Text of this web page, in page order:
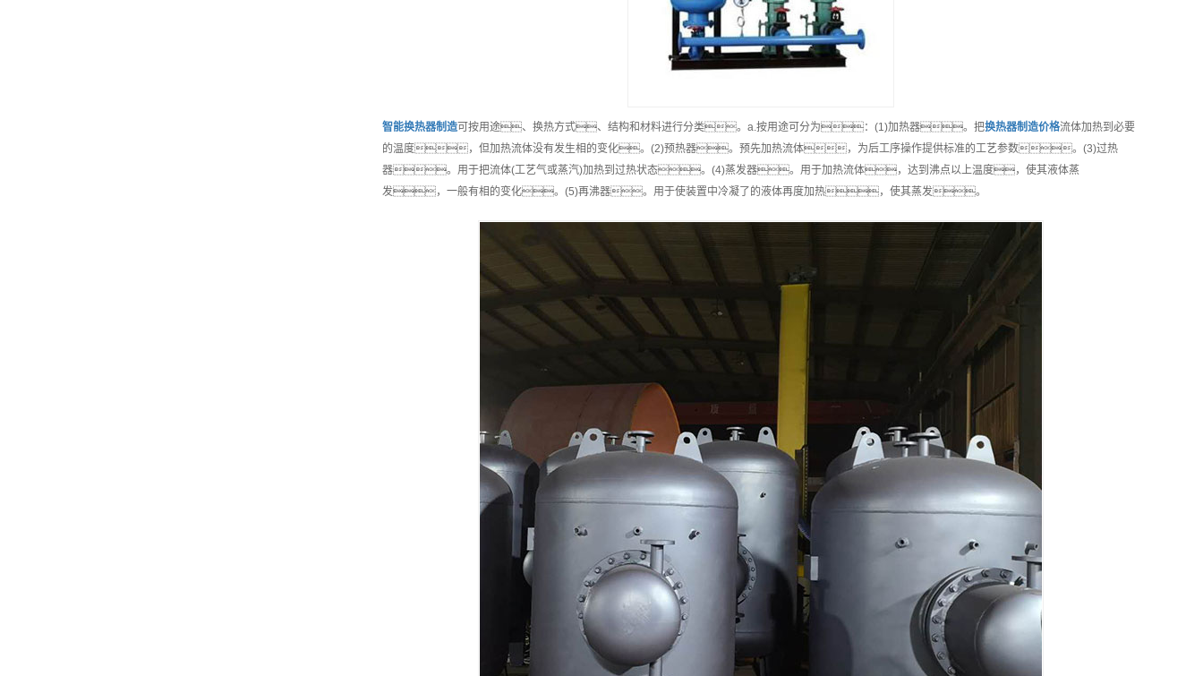
智能换热器制造可按用途、换热方式、结构和材料进行分类。a.按用途可分为：(1)加热器。把换热器制造价格流体加热到必要
的温度，但加热流体没有发生相的变化。(2)预热器。预先加热流体，为后工序操作提供标准的工艺参数。(3)过热
器。用于把流体(工艺气或蒸汽)加热到过热状态。(4)蒸发器。用于加热流体，达到沸点以上温度，使其液体蒸
发，一般有相的变化。(5)再沸器。用于使装置中冷凝了的液体再度加热，使其蒸发。